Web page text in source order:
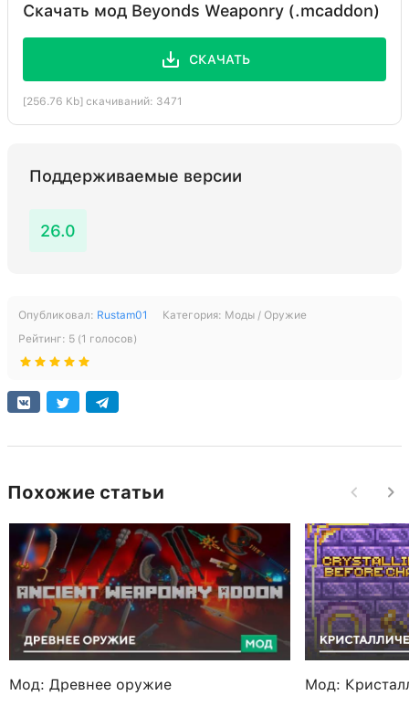
Скачать мод Beyonds Weaponry (.mcaddon)
СКАЧАТЬ
[256.76 Kb] скачиваний: 3471
Поддерживаемые версии
26.0
Опубликовал: Rustam01 Категория: Моды / Оружие
Рейтинг: 5 (1 голосов)
Похожие статьи
Мод: Древнее оружие Мод: